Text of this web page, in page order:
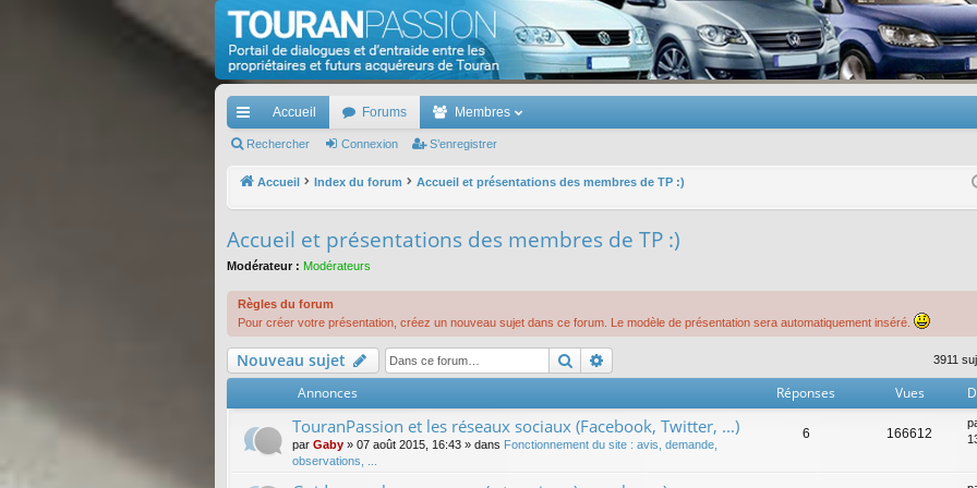
TouranPassion
Le forum des propriétaires ou futurs acquéreurs du Volkswagen Touran
cc
ès
ra
pi
de
Accueil Forums Membres
Rechercher Connexion S’enregistrer
Accueil Index du forum Accueil et présentations des membres de TP :)
Accueil et présentations des membres de TP :)
Modérateur : Modérateurs
Règles du forum
Pour créer votre présentation, créez un nouveau sujet dans ce forum. Le modèle de présentation sera automatiquement inséré.
Nouveau sujet Rechercher 3911
Annonces Réponses Vues
TouranPassion et les réseaux sociaux (Facebook, Twitter, ...)
par Gaby » 07 août 2015, 16:43 » dans Fonctionnement du site : avis, demande,
observations, ...
6 166612